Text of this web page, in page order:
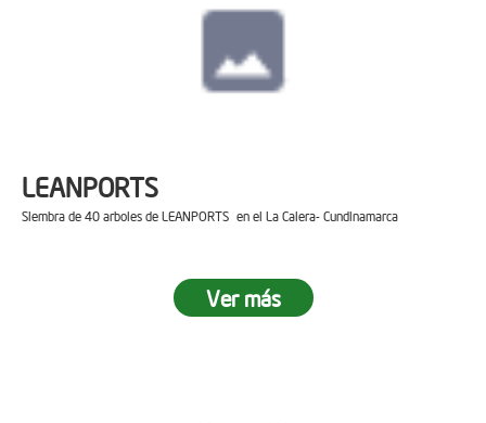
LEANPORTS
Siembra de 40 arboles de LEANPORTS en el La Calera- Cundinamarca
Ver más